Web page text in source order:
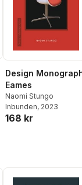
Design
Eames
Naomi Stungo
Inbunden, 2023
168 kr